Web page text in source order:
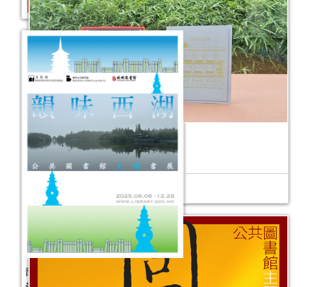
藏書票蓋章活動
活動日期：2026年04月27日
童遊藝緣──公共圖書館館藏主題書展
活動日期：